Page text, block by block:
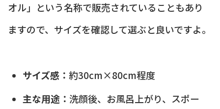
オル」という名称で販売されていることもあり
ますので、サイズを確認して選ぶと良いですよ。
サイズ感： 約30cm×80cm程度
主な用途： 洗顔後、お風呂上がり、スポー